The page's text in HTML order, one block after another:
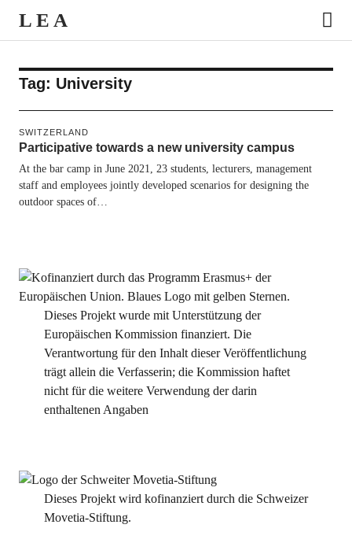
LEA
Tag: University
SWITZERLAND
Participative towards a new university campus
At the bar camp in June 2021, 23 students, lecturers, management
staff and employees jointly developed scenarios for designing the
outdoor spaces of…
Dieses Projekt wurde mit Unterstützung der
Europäischen Kommission finanziert. Die
Verantwortung für den Inhalt dieser Veröffentlichung
trägt allein die Verfasserin; die Kommission haftet
nicht für die weitere Verwendung der darin
enthaltenen Angaben
Dieses Projekt wird kofinanziert durch die Schweizer
Movetia-Stiftung.